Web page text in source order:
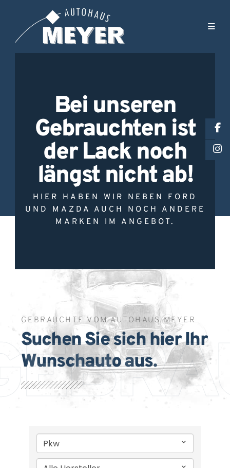
Bei unseren
Gebrauchten ist
der Lack noch
längst nicht ab!
HIER HABEN WIR NEBEN FORD
UND MAZDA AUCH NOCH ANDERE
MARKEN IM ANGEBOT.
GEBRAUCHTE VOM AUTOHAUS MEYER
Suchen Sie sich hier Ihr
Wunschauto aus.